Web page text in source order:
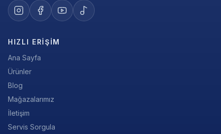
HIZLI ERIŞIM
Ana Sayfa
Ürünler
Blog
Mağazalarımız
İletişim
Servis Sorgula